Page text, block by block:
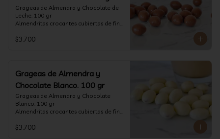
Grageas de Almendra y Chocolate de
Leche. 100 gr
Almendritas crocantes cubiertas de fino
Formato: Bolsa 100 gramos
$3.700
Grageas de Almendra y
Chocolate Blanco. 100 gr
Grageas de Almendra y Chocolate
Blanco. 100 gr
Almendritas crocantes cubiertas de fino
Formato: Bolsa 100 gramos
$3.700